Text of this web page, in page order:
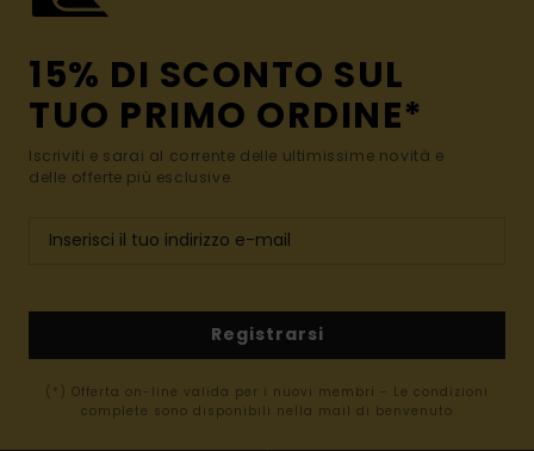
15% DI SCONTO SUL
TUO PRIMO ORDINE*
Iscriviti e sarai al corrente delle ultimissime novità e
delle offerte più esclusive.
Registrarsi
(*) Offerta on-line valida per i nuovi membri - Le condizioni
complete sono disponibili nella mail di benvenuto